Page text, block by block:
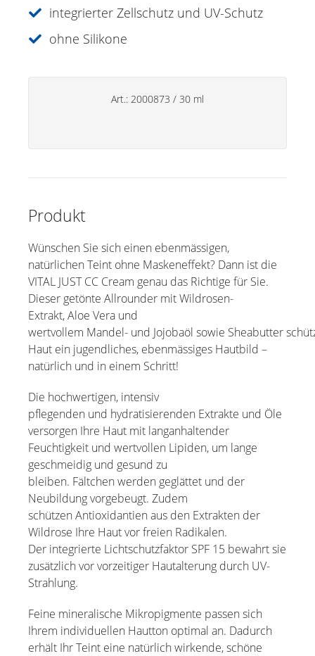
Vital Just Eye Contour Care Edelweiss
Alpine
VITAL JUST CC Cream Medium
Aromatherapie
Deos
Handpflege
Haushaltsprodukte
integrierter Zellschutz und UV-Schutz
ohne Silikone
Art.: 2000873 / 30 ml
Produkt
Wünschen Sie sich einen ebenmässigen,
natürlichen Teint ohne Maskeneffekt? Dann ist die
VITAL JUST CC Cream genau das Richtige für Sie.
Dieser getönte Allrounder mit Wildrosen-
Extrakt, Aloe Vera und
wertvollem Mandel- und Jojobaöl sowie Sheabutter
Haut ein jugendliches, ebenmässiges Hautbild –
natürlich und in einem Schritt!
Die hochwertigen, intensiv
pflegenden und hydratisierenden Extrakte und Öle
versorgen Ihre Haut mit langanhaltender
Feuchtigkeit und wertvollen Lipiden, um lange
geschmeidig und gesund zu
bleiben. Fältchen werden geglättet und der
Neubildung vorgebeugt. Zudem
schützen Antioxidantien aus den Extrakten der
Wildrose Ihre Haut vor freien Radikalen.
Der integrierte Lichtschutzfaktor SPF 15 bewahrt sie
zusätzlich vor vorzeitiger Hautalterung durch UV-
Strahlung.
Feine mineralische Mikropigmente passen sich
Ihrem individuellen Hautton optimal an. Dadurch
erhält Ihr Teint eine natürlich wirkende, schöne